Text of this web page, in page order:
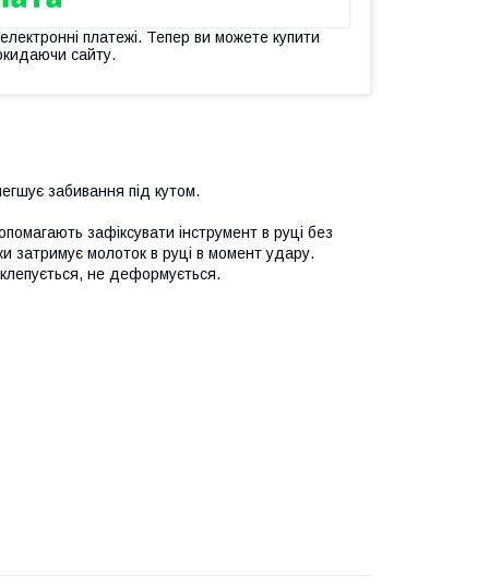
платежі. Тепер ви можете купити
сайту.
забивання під кутом.
зафіксувати інструмент в руці без
затримує молоток в руці в момент удару.
не деформується.